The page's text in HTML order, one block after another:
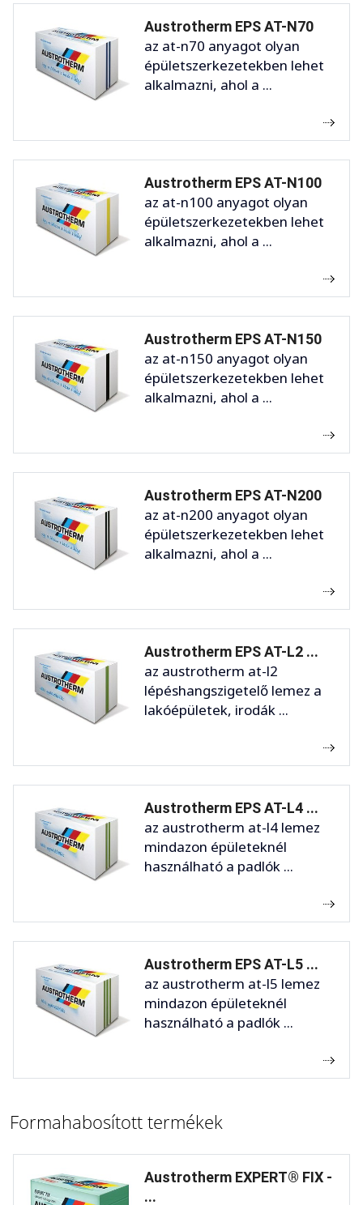
Austrotherm EPS AT-N70
az at-n70 anyagot olyan
épületszerkezetekben lehet
alkalmazni, ahol a ...
Austrotherm EPS AT-N100
az at-n100 anyagot olyan
épületszerkezetekben lehet
alkalmazni, ahol a ...
Austrotherm EPS AT-N150
az at-n150 anyagot olyan
épületszerkezetekben lehet
alkalmazni, ahol a ...
Austrotherm EPS AT-N200
az at-n200 anyagot olyan
épületszerkezetekben lehet
alkalmazni, ahol a ...
Austrotherm EPS AT-L2 ...
az austrotherm at-l2
lépéshangszigetelő lemez a
lakóépületek, irodák ...
Austrotherm EPS AT-L4 ...
az austrotherm at-l4 lemez
mindazon épületeknél
használható a padlók ...
Austrotherm EPS AT-L5 ...
az austrotherm at-l5 lemez
mindazon épületeknél
használható a padlók ...
Formahabosított termékek
Austrotherm EXPERT® FIX -
...